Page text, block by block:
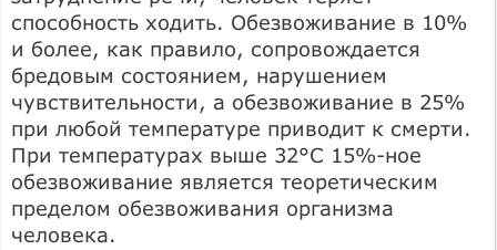
способность ходить. Обезвоживание в 10%
и более, как правило, сопровождается
бредовым состоянием, нарушением
чувствительности, а обезвоживание в 25%
при любой температуре приводит к смерти.
При температурах выше 32°С 15%-ное
обезвоживание является теоретическим
пределом обезвоживания организма
человека.